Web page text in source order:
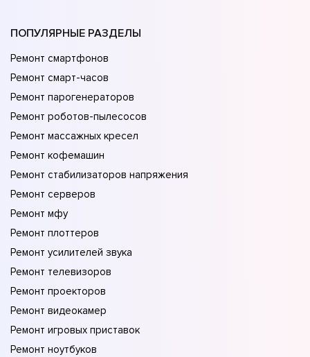
ПОПУЛЯРНЫЕ РАЗДЕЛЫ
Ремонт смартфонов
Ремонт смарт-часов
Ремонт парогенераторов
Ремонт роботов-пылесосов
Ремонт массажных кресел
Ремонт кофемашин
Ремонт стабилизаторов напряжения
Ремонт серверов
Ремонт мфу
Ремонт плоттеров
Ремонт усилителей звука
Ремонт телевизоров
Ремонт проекторов
Ремонт видеокамер
Ремонт игровых приставок
Ремонт ноутбуков